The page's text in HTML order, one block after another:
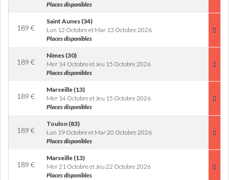
Places disponibles
189 €
Saint Aunes (34)
Lun 12 Octobre et Mar 13 Octobre 2026
Places disponibles
189 €
Nimes (30)
Mer 14 Octobre et Jeu 15 Octobre 2026
Places disponibles
189 €
Marseille (13)
Mer 14 Octobre et Jeu 15 Octobre 2026
Places disponibles
189 €
Toulon (83)
Lun 19 Octobre et Mar 20 Octobre 2026
Places disponibles
189 €
Marseille (13)
Mer 21 Octobre et Jeu 22 Octobre 2026
Places disponibles